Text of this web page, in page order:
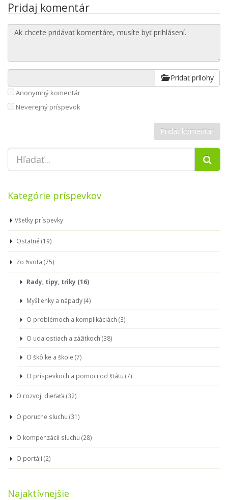
Pridaj komentár
Pridať prílohy
Anonymný komentár
Neverejný príspevok
Kategórie príspevkov
Všetky príspevky
Ostatné (19)
Zo života (75)
Rady, tipy, triky (16)
Myšlienky a nápady (4)
O problémoch a komplikáciách (3)
O udalostiach a zážitkoch (38)
O škôlke a škole (7)
O príspevkoch a pomoci od štátu (7)
O rozvoji dieťaťa (32)
O poruche sluchu (31)
O kompenzácií sluchu (28)
O portáli (2)
Najaktívnejšie